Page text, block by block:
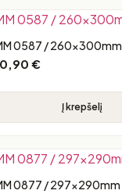
0587 / 260x300mm
€
Į krepšelį
0877 / 297x290mm